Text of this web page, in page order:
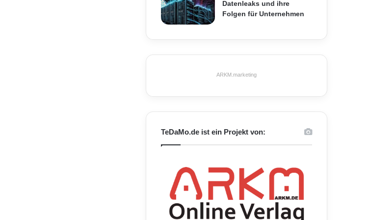
Datenleaks und ihre
Folgen für Unternehmen
ARKM.marketing
TeDaMo.de ist ein Projekt von: